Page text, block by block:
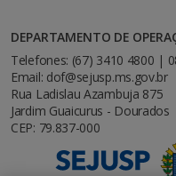
DEPARTAMENTO DE
Telefones: (67) 3410 4800 |
Email: dof@sejusp.ms.gov.br
Rua Ladislau Azambuja 875
Jardim Guaicurus - Dourados
CEP: 79.837-000